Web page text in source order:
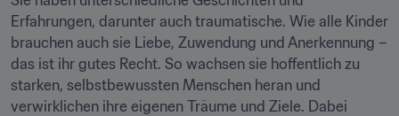
Erfahrungen, darunter auch traumatische. Wie alle Kinder
brauchen auch sie Liebe, Zuwendung und Anerkennung –
das ist ihr gutes Recht. So wachsen sie hoffentlich zu
starken, selbstbewussten Menschen heran und
verwirklichen ihre eigenen Träume und Ziele. Dabei